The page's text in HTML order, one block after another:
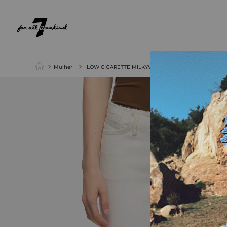
Mulher LOW CIGARETTE MILKYWAY